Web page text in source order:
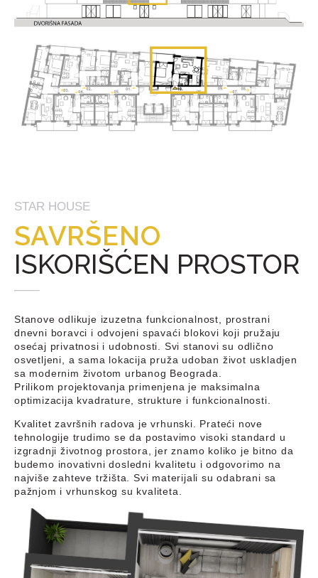
STAR HOUSE
SAVRŠENO
ISKORIŠĆEN PROSTOR
Stanove odlikuje izuzetna funkcionalnost, prostrani
dnevni boravci i odvojeni spavaći blokovi koji pružaju
osećaj privatnosi i udobnosti. Svi stanovi su odlično
osvetljeni, a sama lokacija pruža udoban život uskladjen
sa modernim životom urbanog Beograda.
Prilikom projektovanja primenjena je maksimalna
optimizacija kvadrature, strukture i funkcionalnosti.
Kvalitet završnih radova je vrhunski. Prateći nove
tehnologije trudimo se da postavimo visoki standard u
izgradnji životnog prostora, jer znamo koliko je bitno da
budemo inovativni dosledni kvalitetu i odgovorimo na
najviše zahteve tržišta. Svi materijali su odabrani sa
pažnjom i vrhunskog su kvaliteta.